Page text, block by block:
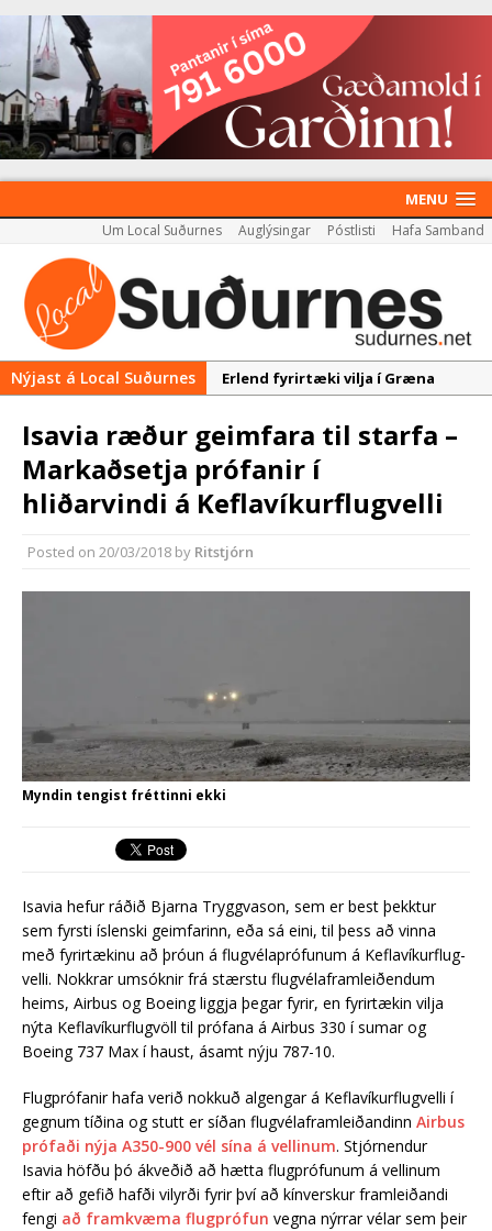
MENU
Um Local Suðurnes Auglýsingar Póstlisti Hafa Samband
Nýjast á Local Suðurnes
Erlend fyrirtæki vilja í Græna
Nýir aðilar taka við
almenningssamgöngum í
Reykjanesbæ
áætlun
Isavia ræður geimfara til starfa –
Markaðsetja prófanir í
hliðarvindi á Keflavíkurflugvelli
Posted on 20/03/2018 by Ritstjórn
Myndin tengist fréttinni ekki
Isavia hefur ráðið Bjarna Tryggva­son, sem er best þekktur
sem fyrsti ís­lenski geim­farinn, eða sá eini, til þess að vinna
með fyrirtækinu að þróun á flug­véla­próf­un­um á Kefla­vík­ur­flug­
velli. Nokkrar umsóknir frá stærstu flugvélaframleiðendum
heims, Airbus og Boeing liggja þegar fyrir, en fyrirtækin vilja
nýta Keflavíkurflugvöll til prófana á Air­bus 330 í sum­ar og
Boeing 737 Max í haust, ásamt nýju 787-10.
Flugprófanir hafa verið nokkuð algengar á Keflavíkurflugvelli í
gegnum tíðina og stutt er síðan flugvélaframleiðandinn Airbus
prófaði nýja A350-900 vél sína á vellinum. Stjórnendur
Isavia höfðu þó ákveðið að hætta flug­próf­un­um á vellinum
eftir að gefið hafði vil­yrði fyr­ir því að kín­versk­ur fram­leiðandi
fengi að fram­kvæma flug­próf­un vegna nýrr­ar vél­ar sem þeir